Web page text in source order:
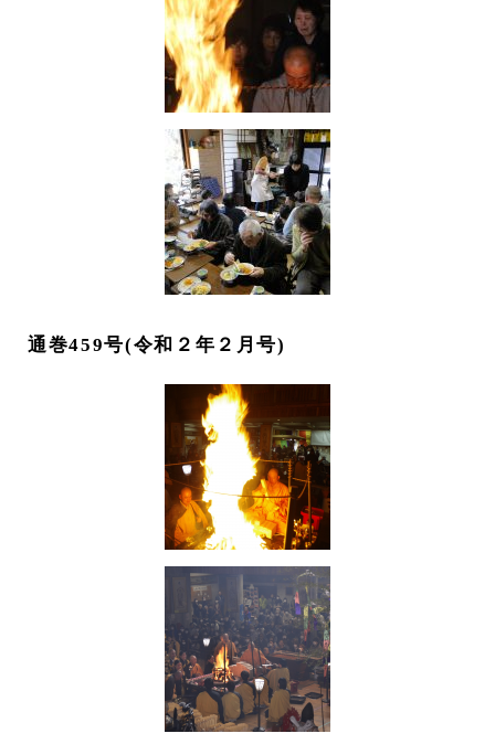
通巻459号(令和２年２月号)